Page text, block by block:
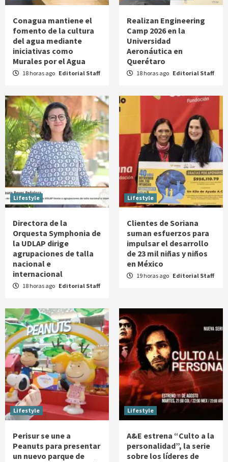
Conagua mantiene el
fomento de la cultura
del agua mediante
iniciativas como
Murales por el Agua
18 horas ago Editorial Staff
Realizan Engineering
Camp 2026 en la
Universidad
Aeronáutica en
Querétaro
18 horas ago Editorial Staff
Lifestyle
Directora de la
Orquesta Symphonia de
la UDLAP dirige
agrupaciones de talla
nacional e
internacional
18 horas ago Editorial Staff
Lifestyle
Clientes de Soriana
suman esfuerzos para
impulsar el desarrollo
de 23 mil niñas y niños
en México
19 horas ago Editorial Staff
Lifestyle
Perisur se une a
Peanuts para presentar
un nuevo parque de
Lifestyle
A&E estrena “Culto a la
personalidad”, la serie
sobre los líderes de